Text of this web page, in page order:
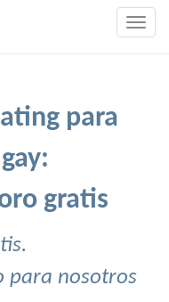
para
gratis
para nosotros